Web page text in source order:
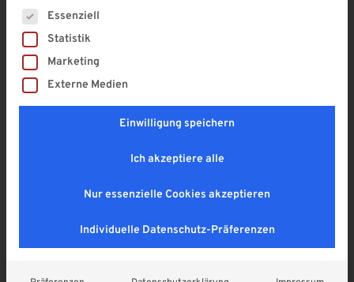
4,9
24,90€
Enthält 19% MwSt. DE
zzgl.
Versand
Lieferzeit: ca. 2 - 3 Wochen
Es folgt eine Liste der Service-Gruppen, für die eine
Essenziell
Statistik
Marketing
Externe Medien
Einwilligung speichern
Ich akzeptiere alle
Nur essenzielle Cookies akzeptieren
Individuelle Datenschutz-Präferenzen